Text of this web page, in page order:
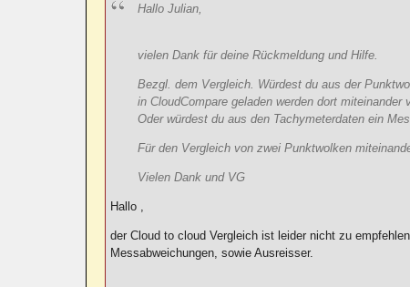
Hallo Julian,
vielen Dank für deine Rückmeldung und Hilfe.
Bezgl. dem Vergleich. Würdest du aus der
in CloudCompare geladen werden dort miteinander
Oder würdest du aus den Tachymeterdaten ein
Für den Vergleich von zwei Punktwolken
Vielen Dank und VG
Hallo ,
der Cloud to cloud Vergleich ist leider nicht zu
Messabweichungen, sowie Ausreisser.